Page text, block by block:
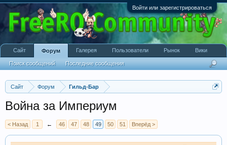
Войти или зарегистрироваться
Сайт Форум Гильд-Бар
Война за Империум
< Назад 1 ← 46 47 48 49 50 51 Вперёд >
Сайт Форум
Поиск сообщений Последние сообщения
Галерея Пользователи Рынок Вики